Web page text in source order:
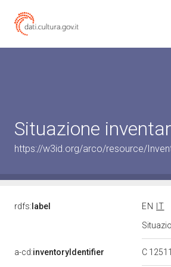
Situazione
https://w3id.org/arco/resource/
rdfs: label EN
IT
a-cd:inventoryIdentifier C 12511